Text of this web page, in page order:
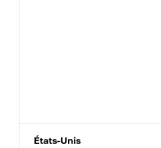
États-Unis